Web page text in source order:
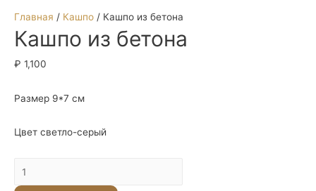
Главная / Кашпо / Кашпо из бетона
Кашпо из бетона
₽ 1,100
Размер 9*7 см
Цвет светло-серый
Количество
Кашпо